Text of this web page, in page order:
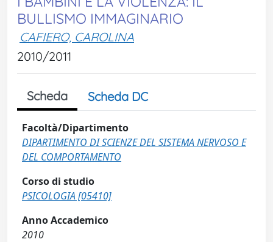
BULLISMO IMMAGINARIO
CAFIERO, CAROLINA
2010/2011
Scheda Scheda DC
Facoltà/Dipartimento
DIPARTIMENTO DI SCIENZE DEL SISTEMA NERVOSO E
DEL COMPORTAMENTO
Corso di studio
PSICOLOGIA [05410]
Anno Accademico
2010